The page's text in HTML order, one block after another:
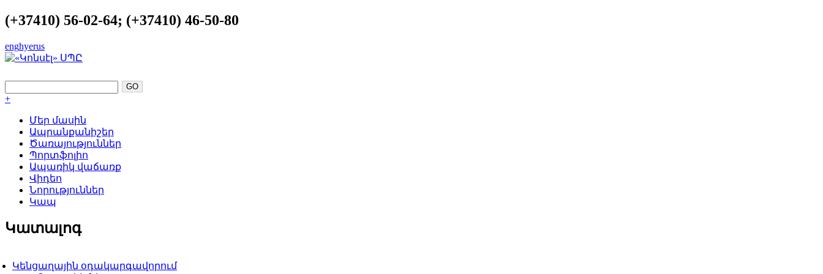
(+37410) 56-02-64; (+37410) 46-50-80
enghyerus
+
Մեր մասին
Ապրանքանիշեր
Ծառայություններ
Պորտֆոլիո
Ապառիկ վաճառք
Վիդեո
Նորություններ
Կապ
Կատալոգ
Կենցաղային օդակարգավորում